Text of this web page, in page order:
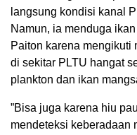
langsung kondisi kanal
Namun, ia menduga
Paiton karena mengikuti
di sekitar PLTU hangat
plankton dan ikan
”Bisa juga karena hiu
mendeteksi keberadaan